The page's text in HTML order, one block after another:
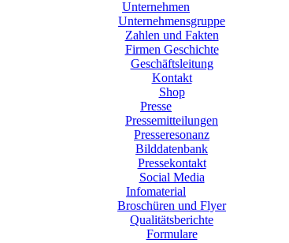
Unternehmen
Unternehmensgruppe
Zahlen und Fakten
Firmen Geschichte
Geschäftsleitung
Kontakt
Shop
Presse
Pressemitteilungen
Presseresonanz
Bilddatenbank
Pressekontakt
Social Media
Infomaterial
Broschüren und Flyer
Qualitätsberichte
Formulare